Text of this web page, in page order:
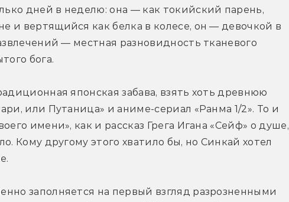
дней в неделю: она — как токийский парень,
и вертящийся как белка в колесе, он — девочкой в
— местная разновидность тканевого
бога.
японская забава, взять хоть древнюю
или Путаница» и аниме-сериал «Ранма 1/2». То и
имени», как и рассказ Грега Игана «Сейф» о душе,
Кому другому этого хватило бы, но Синкай хотел
заполняется на первый взгляд разрозненными